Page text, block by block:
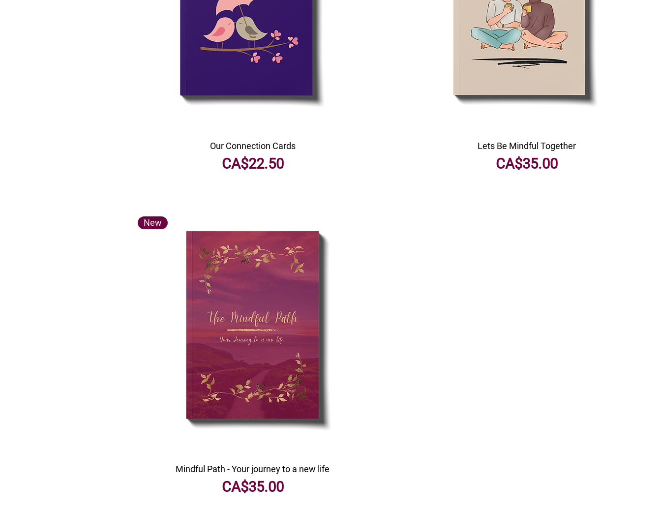
Our Connection Cards
मूल्य
CA$22.50
Lets Be Mindful Together
मूल्य
CA$35.00
New
Mindful Path - Your journey to a new life
मूल्य
CA$35.00